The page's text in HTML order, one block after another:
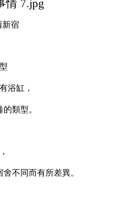
新宿
浴缸，
類型。
不同而有所差異。